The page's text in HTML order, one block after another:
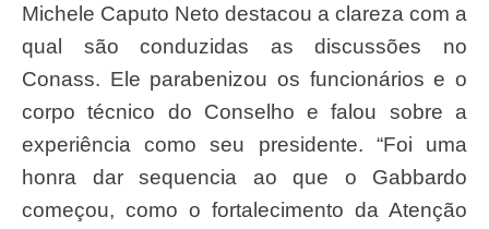
Michele Caputo Neto destacou a clareza com a
qual são conduzidas as discussões no
Conass. Ele parabenizou os funcionários e o
corpo técnico do Conselho e falou sobre a
experiência como seu presidente. “Foi uma
honra dar sequencia ao que o Gabbardo
começou, como o fortalecimento da Atenção